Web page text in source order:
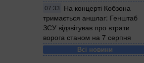
07:33
На концерті Кобзона
тримається аншлаг: Генштаб
ЗСУ відзвітував про втрати
ворога станом на 7 серпня
Всі новини